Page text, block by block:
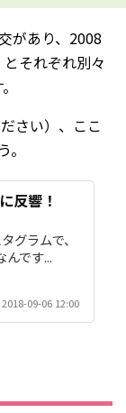
があり、2008
それぞれ別々
さい）、ここ
反響！
グラムで、
んです...
2018-09-06 12:00